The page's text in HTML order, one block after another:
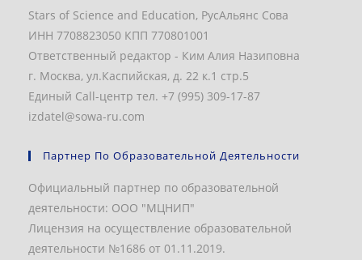
Stars of Science and Education, РусАльянс Сова
ИНН 7708823050 КПП 770801001
Ответственный редактор - Ким Алия Назиповна
г. Москва, ул.Каспийская, д. 22 к.1 стр.5
Единый Call-центр тел. +7 (995) 309-17-87
izdatel@sowa-ru.com
Партнер По Образовательной Деятельности
Официальный партнер по образовательной
деятельности: ООО "МЦНИП"
Лицензия на осуществление образовательной
деятельности №1686 от 01.11.2019.